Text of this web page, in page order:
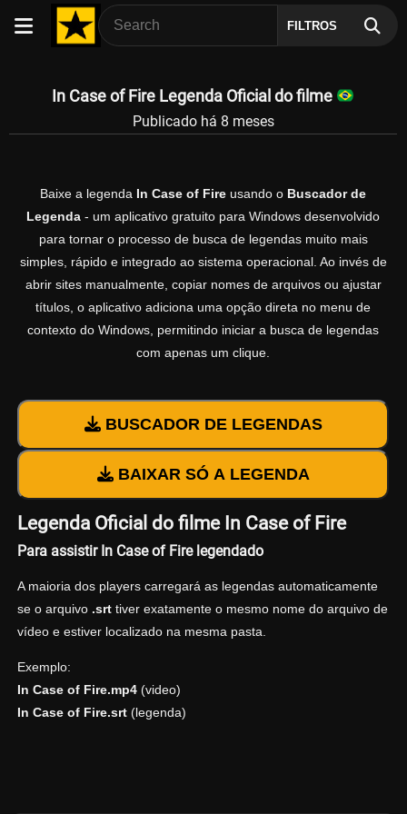
FILTROS
In Case of Fire Legenda Oficial do filme
Publicado há 8 meses
Baixe a legenda In Case of Fire usando o Buscador de
Legenda - um aplicativo gratuito para Windows desenvolvido
para tornar o processo de busca de legendas muito mais
simples, rápido e integrado ao sistema operacional. Ao invés de
abrir sites manualmente, copiar nomes de arquivos ou ajustar
títulos, o aplicativo adiciona uma opção direta no menu de
contexto do Windows, permitindo iniciar a busca de legendas
com apenas um clique.
BUSCADOR DE LEGENDAS
BAIXAR SÓ A LEGENDA
Legenda Oficial do filme In Case of Fire
Para assistir In Case of Fire legendado
A maioria dos players carregará as legendas automaticamente
se o arquivo .srttiver exatamente o mesmo nome do arquivo de
vídeo e estiver localizado na mesma pasta.
Exemplo:
In Case of Fire.mp4(video)
In Case of Fire.srt(legenda)